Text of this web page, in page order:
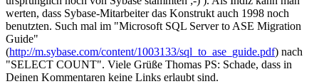
werten, dass Sybase-Mitarbeiter das Konstrukt auch 1998 noch
benutzten. Such mal im "Microsoft SQL Server to ASE Migration
Guide"
(http://m.sybase.com/content/1003133/sql_to_ase_guide.pdf) nach
"SELECT COUNT". Viele Grüße Thomas PS: Schade, dass in
Deinen Kommentaren keine Links erlaubt sind.